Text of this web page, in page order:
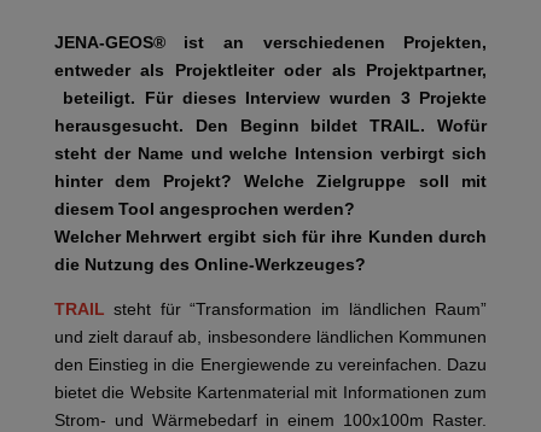
JENA-GEOS® ist an verschiedenen Projekten,
entweder als Projektleiter oder als Projektpartner,
beteiligt. Für dieses Interview wurden 3 Projekte
herausgesucht. Den Beginn bildet TRAIL. Wofür
steht der Name und welche Intension verbirgt sich
hinter dem Projekt? Welche Zielgruppe soll mit
diesem Tool angesprochen werden?
Welcher Mehrwert ergibt sich für ihre Kunden durch
die Nutzung des Online-Werkzeuges?
TRAIL steht für “Transformation im ländlichen Raum”
und zielt darauf ab, insbesondere ländlichen Kommunen
den Einstieg in die Energiewende zu vereinfachen. Dazu
bietet die Website Kartenmaterial mit Informationen zum
Strom- und Wärmebedarf in einem 100x100m Raster.